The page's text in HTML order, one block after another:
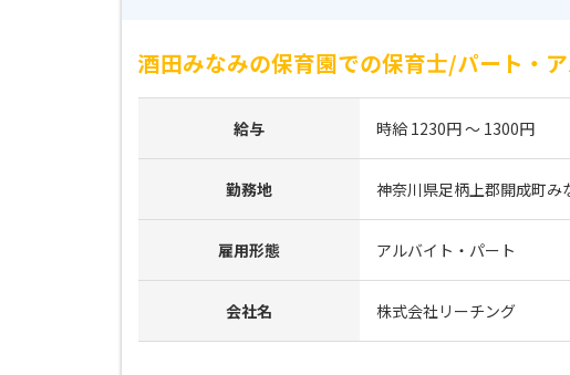
酒田みなみの保育園での保育士/パート
給与 時給 1230円 ～ 1300円
勤務地 神奈川県足柄上郡開成町み
雇用形態 アルバイト・パート
会社名 株式会社リーチング